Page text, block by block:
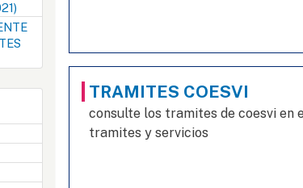
TRAMITES COESVI
consulte los tramites de coesvi en
tramites y servicios